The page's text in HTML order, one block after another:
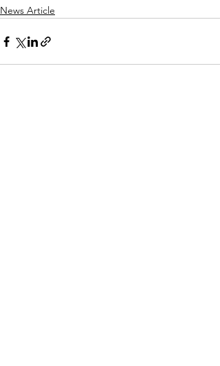
News Article